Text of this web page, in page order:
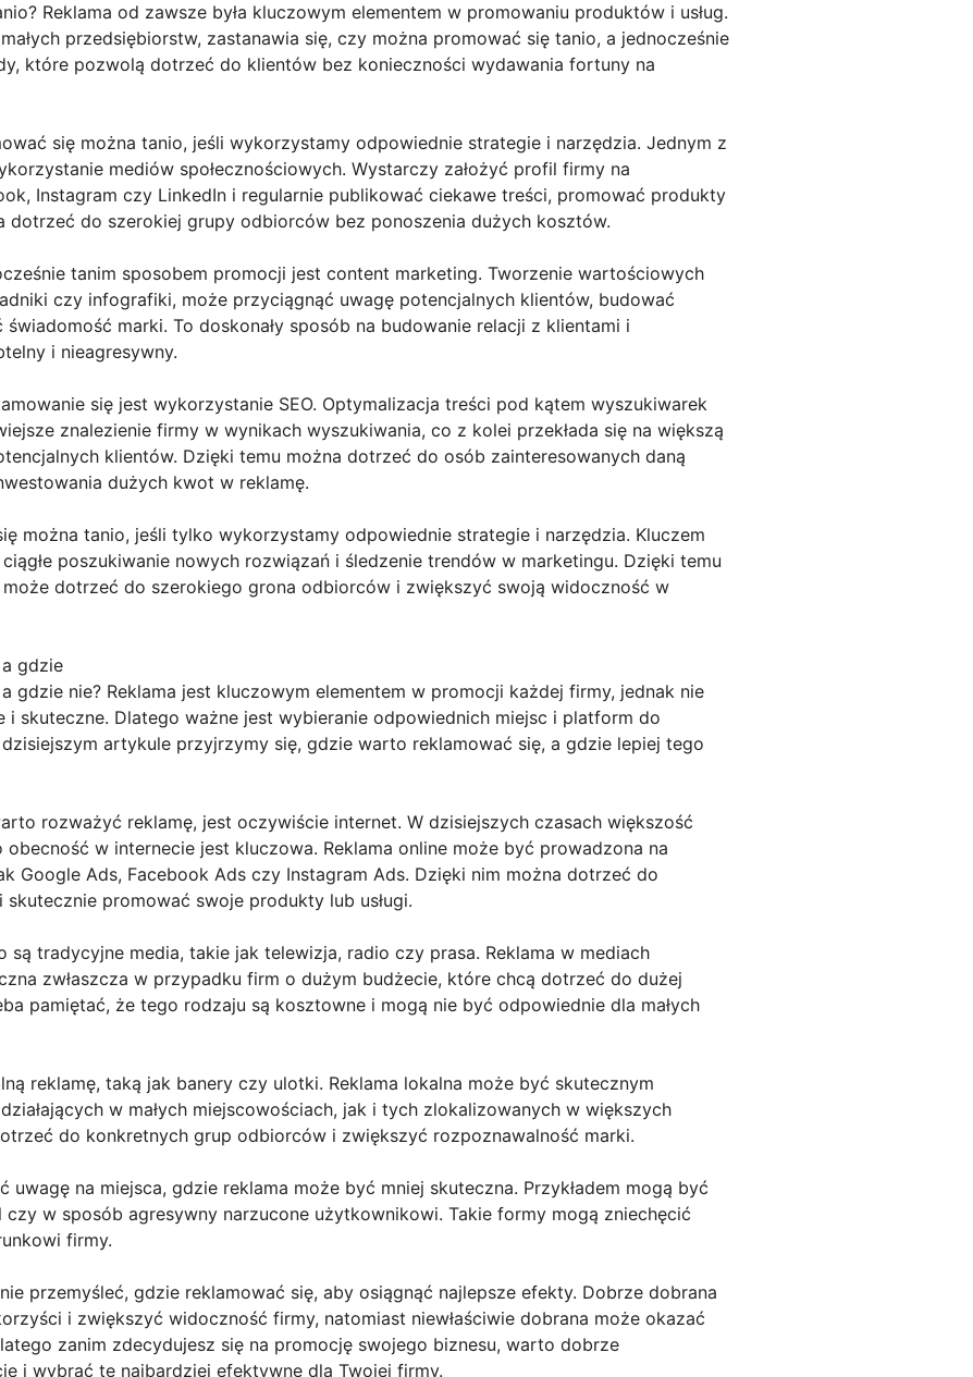
Reklama od zawsze była kluczowym elementem w promowaniu produktów i usług.
przedsiębiorstw, zastanawia się, czy można promować się tanio, a jednocześnie
które pozwolą dotrzeć do klientów bez konieczności wydawania fortuny na
się można tanio, jeśli wykorzystamy odpowiednie strategie i narzędzia. Jednym z
mediów społecznościowych. Wystarczy założyć profil firmy na
Instagram czy LinkedIn i regularnie publikować ciekawe treści, promować produkty
dotrzeć do szerokiej grupy odbiorców bez ponoszenia dużych kosztów.
tanim sposobem promocji jest content marketing. Tworzenie wartościowych
czy infografiki, może przyciągnąć uwagę potencjalnych klientów, budować
marki. To doskonały sposób na budowanie relacji z klientami i
i nieagresywny.
się jest wykorzystanie SEO. Optymalizacja treści pod kątem wyszukiwarek
znalezienie firmy w wynikach wyszukiwania, co z kolei przekłada się na większą
klientów. Dzięki temu można dotrzeć do osób zainteresowanych daną
dużych kwot w reklamę.
można tanio, jeśli tylko wykorzystamy odpowiednie strategie i narzędzia. Kluczem
poszukiwanie nowych rozwiązań i śledzenie trendów w marketingu. Dzięki temu
może dotrzeć do szerokiego grona odbiorców i zwiększyć swoją widoczność w
gdzie
gdzie nie? Reklama jest kluczowym elementem w promocji każdej firmy, jednak nie
skuteczne. Dlatego ważne jest wybieranie odpowiednich miejsc i platform do
artykule przyjrzymy się, gdzie warto reklamować się, a gdzie lepiej tego
rozważyć reklamę, jest oczywiście internet. W dzisiejszych czasach większość
w internecie jest kluczowa. Reklama online może być prowadzona na
Google Ads, Facebook Ads czy Instagram Ads. Dzięki nim można dotrzeć do
promować swoje produkty lub usługi.
są tradycyjne media, takie jak telewizja, radio czy prasa. Reklama w mediach
zwłaszcza w przypadku firm o dużym budżecie, które chcą dotrzeć do dużej
pamiętać, że tego rodzaju są kosztowne i mogą nie być odpowiednie dla małych
reklamę, taką jak banery czy ulotki. Reklama lokalna może być skutecznym
w małych miejscowościach, jak i tych zlokalizowanych w większych
do konkretnych grup odbiorców i zwiększyć rozpoznawalność marki.
na miejsca, gdzie reklama może być mniej skuteczna. Przykładem mogą być
czy w sposób agresywny narzucone użytkownikowi. Takie formy mogą zniechęcić
firmy.
przemyśleć, gdzie reklamować się, aby osiągnąć najlepsze efekty. Dobrze dobrana
i zwiększyć widoczność firmy, natomiast niewłaściwie dobrana może okazać
zanim zdecydujesz się na promocję swojego biznesu, warto dobrze
i wybrać te najbardziej efektywne dla Twojej firmy.